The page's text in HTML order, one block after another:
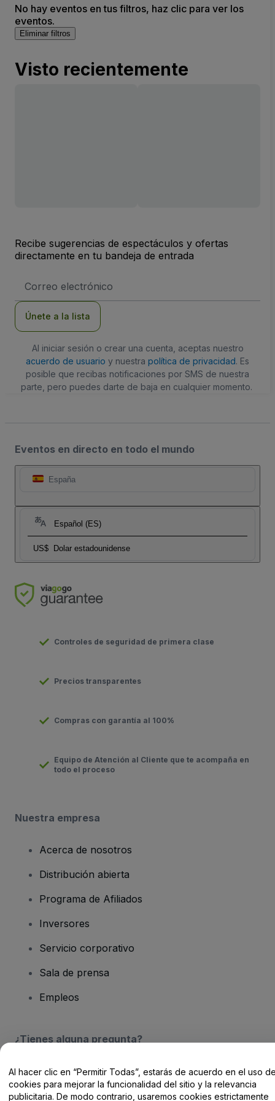
No hay eventos en tus filtros, haz clic para ver los
eventos.
Eliminar filtros
Visto recientemente
Recibe sugerencias de espectáculos y ofertas
directamente en tu bandeja de entrada
de
Únete a la lista
Al iniciar sesión o crear una cuenta, aceptas nuestro
acuerdo de usuario y nuestra política de privacidad. Es
posible que recibas notificaciones por SMS de nuestra
parte, pero puedes darte de baja en cualquier momento.
Eventos en directo en todo el mundo
España
Español (ES)
US$ Dolar estadounidense
Controles de seguridad de primera clase
Precios transparentes
Compras con garantía al 100%
Equipo de Atención al Cliente que te acompaña en
todo el proceso
Nuestra empresa
Acerca de nosotros
Distribución abierta
Programa de Afiliados
Inversores
Servicio corporativo
Sala de prensa
Empleos
¿Tienes alguna pregunta?
Centro de Ayuda / Contacto
Al hacer clic en “Permitir Todas”, estarás de acuerdo en el uso
cookies para mejorar la funcionalidad del sitio y la relevancia
publicitaria. De modo contrario, usaremos cookies estrictamente